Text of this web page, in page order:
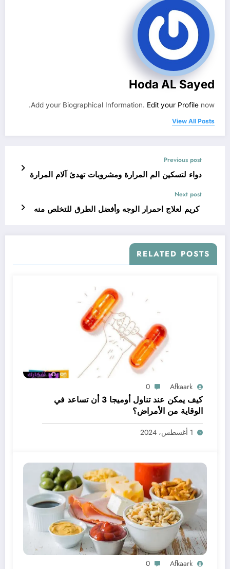
Hoda AL Sayed
Add your Biographical Information. Edit your Profile now.
View All Posts
Previous post
دواء لتسكين الم المرارة ومشروبات تهدئ آلام المرارة
Next post
كريم لعلاج احمرار الوجه وأفضل الطرق للتخلص منه
RELATED POSTS
Afkaark
0
كيف يمكن عند تناول أوميجا 3 أن تساعد في
الوقاية من الأمراض؟
1 أغسطس، 2024
Afkaark
0